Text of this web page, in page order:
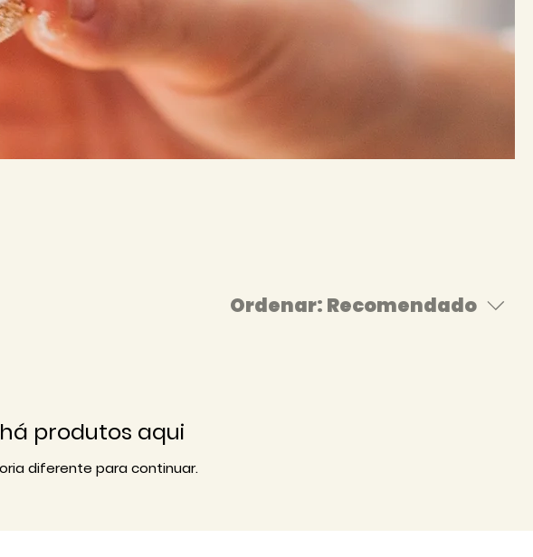
Ordenar: Recomendado
produtos aqui
diferente para continuar.